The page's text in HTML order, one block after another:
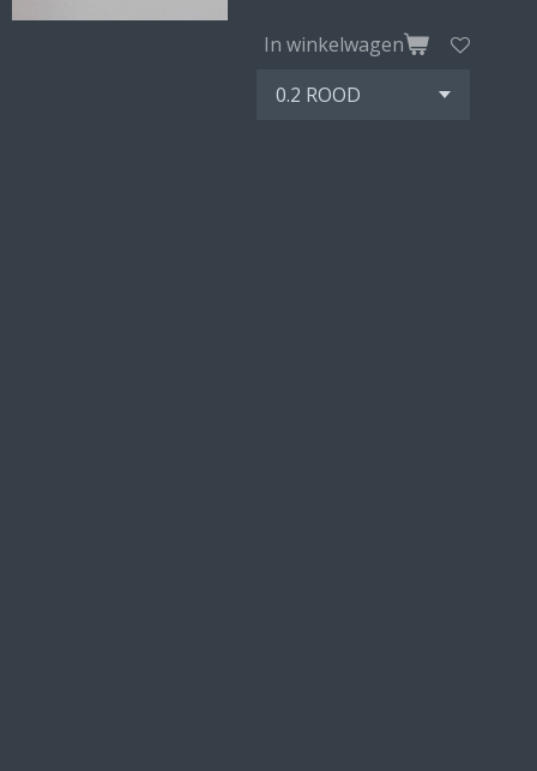
In winkelwagen